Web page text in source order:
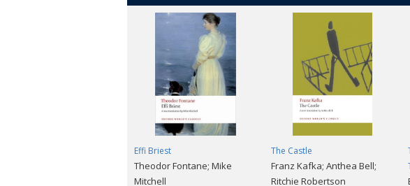
Effi Briest
Theodor Fontane; Mike
Mitchell
The Castle
Franz Kafka; Anthea Bell;
Ritchie Robertson